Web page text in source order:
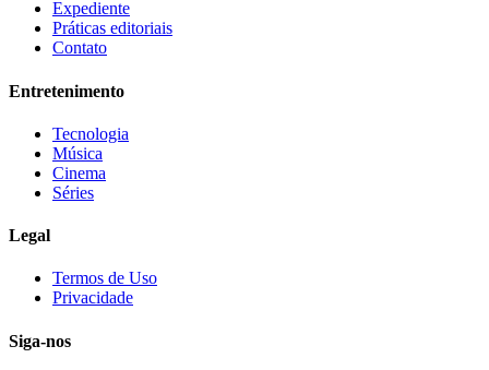
Expediente
Práticas editoriais
Contato
Entretenimento
Tecnologia
Música
Cinema
Séries
Legal
Termos de Uso
Privacidade
Siga-nos